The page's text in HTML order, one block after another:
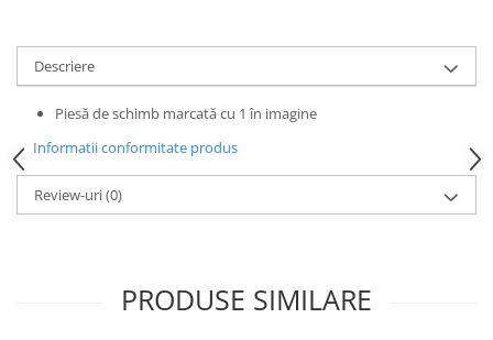
Descriere
Piesă de schimb marcată cu 1 în imagine
Informatii conformitate produs
Review-uri(0)
PRODUSE SIMILARE